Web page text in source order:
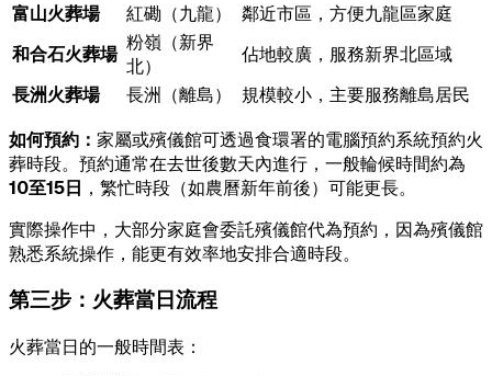
富山火葬場
紅磡（九龍）
鄰近市區，方便九龍區家庭
和合石火葬場
粉嶺（新界
北）
佔地較廣，服務新界北區域
長洲火葬場
長洲（離島）
規模較小，主要服務離島居民
如何預約： 家屬或殯儀館可透過食環署的電腦預約系統預約火
葬時段。預約通常在去世後數天內進行，一般輪候時間約為
10至15日 ，繁忙時段（如農曆新年前後）可能更長。
實際操作中，大部分家庭會委託殯儀館代為預約，因為殯儀館
熟悉系統操作，能更有效率地安排合適時段。
第三步：火葬當日流程
火葬當日的一般時間表：